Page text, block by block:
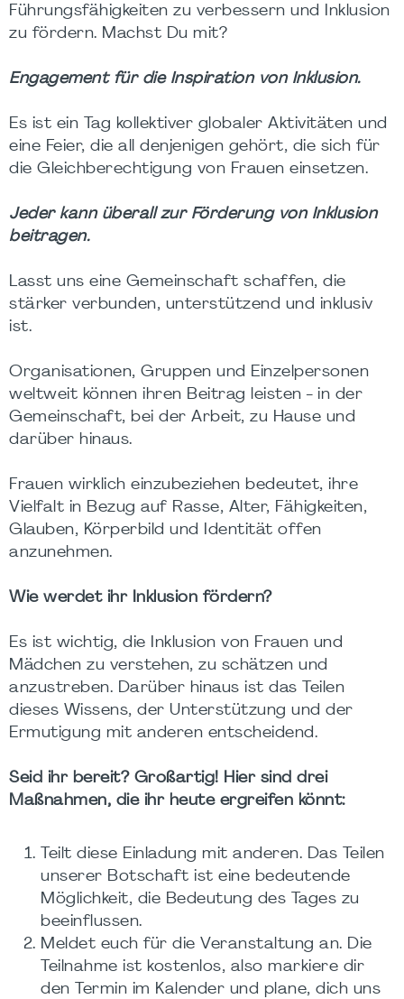
Führungsfähigkeiten zu verbessern und Inklusion
zu fördern. Machst Du mit?
Engagement für die Inspiration von Inklusion.
Es ist ein Tag kollektiver globaler Aktivitäten und
eine Feier, die all denjenigen gehört, die sich für
die Gleichberechtigung von Frauen einsetzen.
Jeder kann überall zur Förderung von Inklusion
beitragen.
Lasst uns eine Gemeinschaft schaffen, die
stärker verbunden, unterstützend und inklusiv
ist.
Organisationen, Gruppen und Einzelpersonen
weltweit können ihren Beitrag leisten - in der
Gemeinschaft, bei der Arbeit, zu Hause und
darüber hinaus.
Frauen wirklich einzubeziehen bedeutet, ihre
Vielfalt in Bezug auf Rasse, Alter, Fähigkeiten,
Glauben, Körperbild und Identität offen
anzunehmen.
Wie werdet ihr Inklusion fördern?
Es ist wichtig, die Inklusion von Frauen und
Mädchen zu verstehen, zu schätzen und
anzustreben. Darüber hinaus ist das Teilen
dieses Wissens, der Unterstützung und der
Ermutigung mit anderen entscheidend.
Seid ihr bereit? Großartig! Hier sind drei
Maßnahmen, die ihr heute ergreifen könnt:
Teilt diese Einladung mit anderen. Das Teilen
unserer Botschaft ist eine bedeutende
Möglichkeit, die Bedeutung des Tages zu
beeinflussen.
Meldet euch für die Veranstaltung an. Die
Teilnahme ist kostenlos, also markiere dir
den Termin im Kalender und plane, dich uns